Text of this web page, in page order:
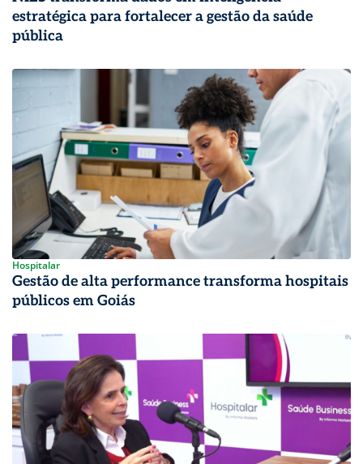
estratégica para fortalecer a gestão da saúde
pública
Hospitalar
Gestão de alta performance transforma hospitais
públicos em Goiás